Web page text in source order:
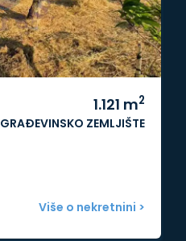
1.121 m2
GRAĐEVINSKO ZEMLJIŠTE
Više o nekretnini >